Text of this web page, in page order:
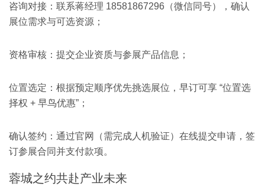
咨询对接：联系蒋经理 18581867296（微信同号），确认
展位需求与可选资源；
资格审核：提交企业资质与参展产品信息；
位置选定：根据预定顺序优先挑选展位，早订可享 “位置选
择权 + 早鸟优惠”；
确认签约：通过官网（需完成人机验证）在线提交申请，签
订参展合同并支付款项。
蓉城之约共赴产业未来